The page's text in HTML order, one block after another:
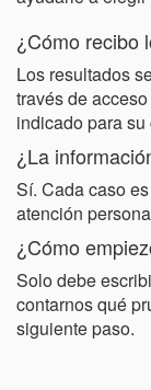
¿Cómo recibo
Los resultados
través de
indicado para su
¿La
Sí. Cada caso
atención
¿Cómo
Solo debe
contarnos qué
siguiente paso.